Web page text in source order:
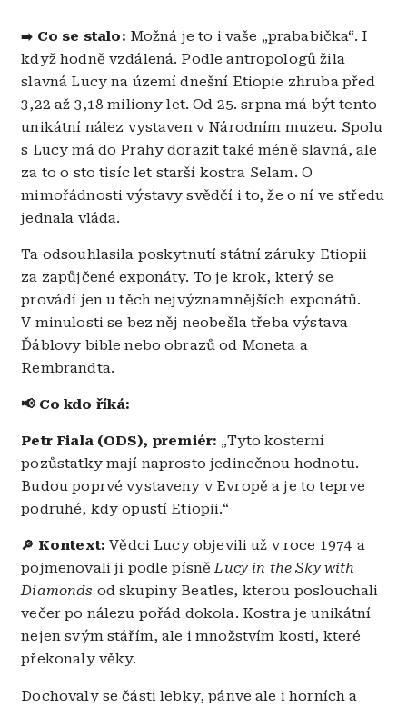
➡️ Co se stalo: Možná je to i vaše „prababička“. I
když hodně vzdálená. Podle antropologů žila
slavná Lucy na území dnešní Etiopie zhruba před
3,22 až 3,18 miliony let. Od 25. srpna má být tento
unikátní nález vystaven v Národním muzeu. Spolu
s Lucy má do Prahy dorazit také méně slavná, ale
za to o sto tisíc let starší kostra Selam. O
mimořádnosti výstavy svědčí i to, že o ní ve středu
jednala vláda.
Ta odsouhlasila poskytnutí státní záruky Etiopii
za zapůjčené exponáty. To je krok, který se
provádí jen u těch nejvýznamnějších exponátů.
V minulosti se bez něj neobešla třeba výstava
Ďáblovy bible nebo obrazů od Moneta a
Rembrandta.
📢 Co kdo říká:
Petr Fiala (ODS), premiér: „Tyto kosterní
pozůstatky mají naprosto jedinečnou hodnotu.
Budou poprvé vystaveny v Evropě a je to teprve
podruhé, kdy opustí Etiopii.“
🔎 Kontext: Vědci Lucy objevili už v roce 1974 a
pojmenovali ji podle písněLucy in the Sky with
Diamonds od skupiny Beatles, kterou poslouchali
večer po nálezu pořád dokola. Kostra je unikátní
nejen svým stářím, ale i množstvím kostí, které
překonaly věky.
Dochovaly se části lebky, pánve ale i horních a